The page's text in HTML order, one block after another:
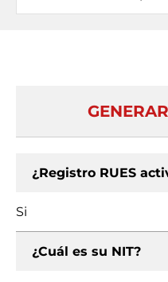
¿Registro RUES
Si
¿Cuál es su NIT?